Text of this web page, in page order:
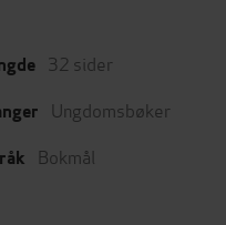
32 sider
Ungdomsbøker
Bokmål